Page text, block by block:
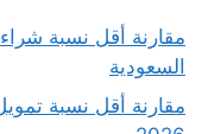
السعودية
مقارنة أقل نسبة